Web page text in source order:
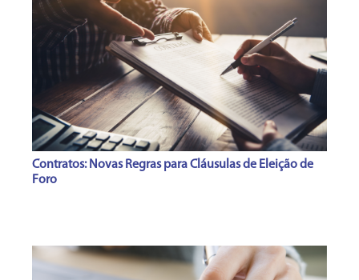
Contratos: Novas Regras para Cláusulas de Eleição de
Foro